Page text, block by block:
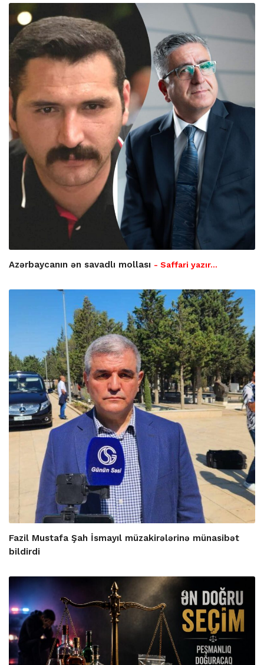
Azərbaycanın ən savadlı mollası - Saffari yazır…
Fazil Mustafa Şah İsmayıl müzakirələrinə münasibət
bildirdi